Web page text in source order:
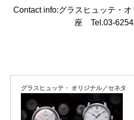
Contact info:グラスヒュッテ・
座 Tel.03-
グラスヒュッテ・ オリジナル／セネタ